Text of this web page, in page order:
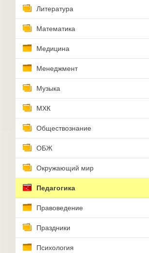
Литература
Математика
Медицина
Менеджмент
Музыка
МХК
Обществознание
ОБЖ
Окружающий мир
Педагогика
Правоведение
Праздники
Психология